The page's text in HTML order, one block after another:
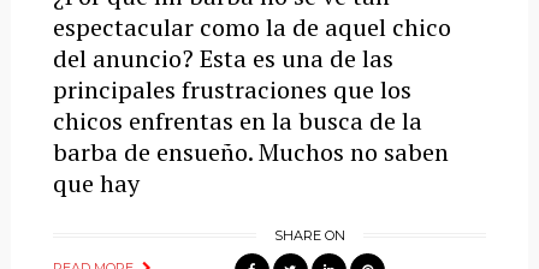
espectacular como la de aquel chico
del anuncio? Esta es una de las
principales frustraciones que los
chicos enfrentas en la busca de la
barba de ensueño. Muchos no saben
que hay
SHARE ON